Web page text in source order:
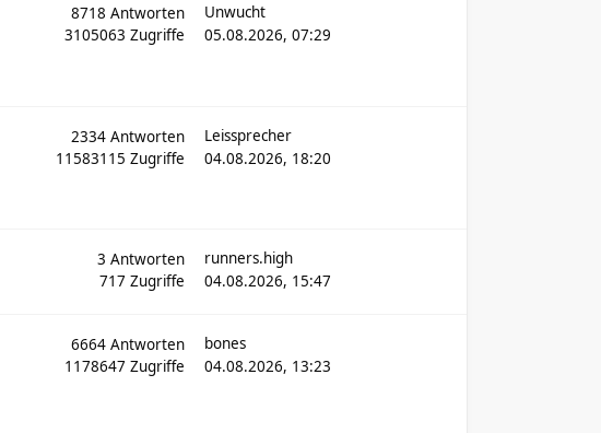
8718Antworten
3105063Zugriffe
Unwucht
05.08.2026, 07:29
2334Antworten
11583115Zugriffe
Leissprecher
04.08.2026, 18:20
3Antworten
717Zugriffe
runners.high
04.08.2026, 15:47
6664Antworten
1178647Zugriffe
bones
04.08.2026, 13:23